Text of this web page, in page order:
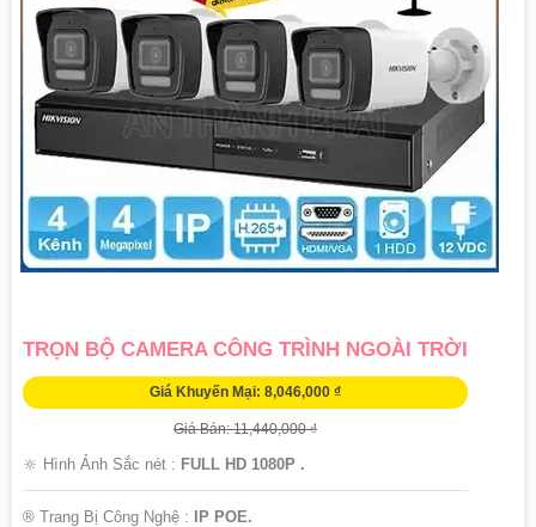
TRỌN BỘ CAMERA CÔNG TRÌNH NGOÀI TRỜI
Giá Khuyến Mại: 8,046,000 ₫
Giá Bán: 11,440,000 ₫
🔆 Hình Ảnh Sắc nét : FULL HD 1080P .
®️ Trang Bị Công Nghệ : IP POE.